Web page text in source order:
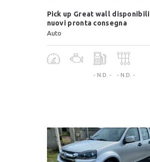
Pick up Great wall disponibili
nuovi pronta consegna
Auto
- N.D. - - N.D. -